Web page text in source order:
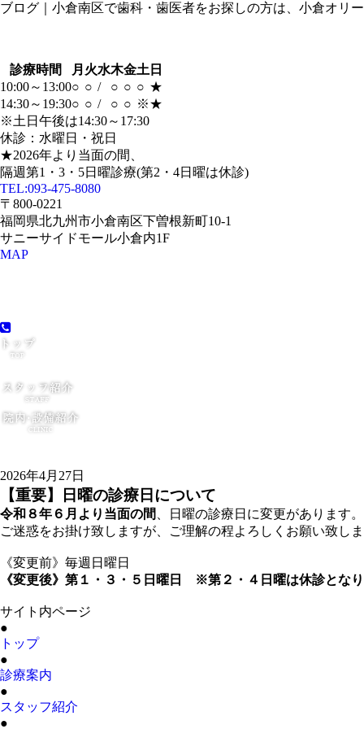
ブログ｜小倉南区で歯科・歯医者をお探しの方は、小倉オリ
診療時間 月 火水木金土 日
10:00～13:00○ ○ / ○ ○ ○ ★
14:30～19:30○ ○ / ○ ○ ※★
※土日午後は14:30～17:30
休診：水曜日・祝日
★2026年より当面の間、
隔週第1・3・5日曜診療(第2・4日曜は休診)
TEL:093-475-8080
〒800-0221
福岡県北九州市小倉南区下曽根新町10-1
サニーサイドモール小倉内1F
MAP
2026年4月27日
【重要】日曜の診療日について
令和８年６月より当面の間
、日曜の診療日に変更があります。
ご迷惑をお掛け致しますが、ご理解の程よろしくお願い致しま
《変更前》毎週日曜日
《変更後》第１・３・５日曜日 ※第２・４日曜は休診とな
サイト内ページ
●
トップ
●
診療案内
●
スタッフ紹介
●